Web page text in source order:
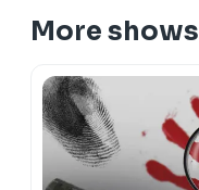
More